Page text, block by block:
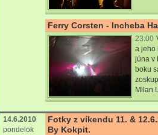
Ferry Corsten - Incheba
23:00
a jeho
júna v
boku
Milan
14.6.2010
pondelok
Fotky z víkendu 11. &
By Kokpit.